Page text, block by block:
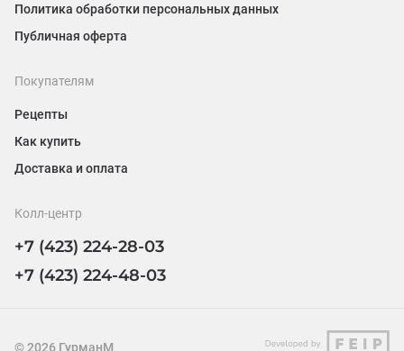
Политика обработки персональных данных
Публичная оферта
Покупателям
Рецепты
Как купить
Доставка и оплата
Колл-центр
+7 (423) 224-28-03
+7 (423) 224-48-03
© 2026 ГурманМ